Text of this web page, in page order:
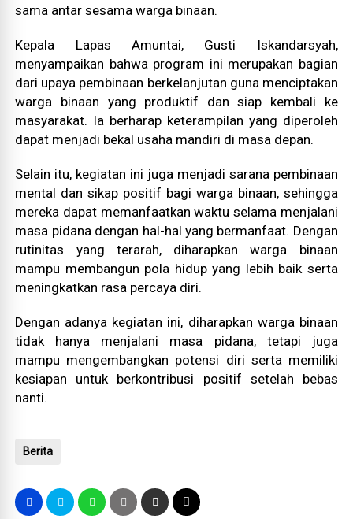
sama antar sesama warga binaan.
Kepala Lapas Amuntai, Gusti Iskandarsyah,
menyampaikan bahwa program ini merupakan bagian
dari upaya pembinaan berkelanjutan guna menciptakan
warga binaan yang produktif dan siap kembali ke
masyarakat. Ia berharap keterampilan yang diperoleh
dapat menjadi bekal usaha mandiri di masa depan.
Selain itu, kegiatan ini juga menjadi sarana pembinaan
mental dan sikap positif bagi warga binaan, sehingga
mereka dapat memanfaatkan waktu selama menjalani
masa pidana dengan hal-hal yang bermanfaat. Dengan
rutinitas yang terarah, diharapkan warga binaan
mampu membangun pola hidup yang lebih baik serta
meningkatkan rasa percaya diri.
Dengan adanya kegiatan ini, diharapkan warga binaan
tidak hanya menjalani masa pidana, tetapi juga
mampu mengembangkan potensi diri serta memiliki
kesiapan untuk berkontribusi positif setelah bebas
nanti.
Berita